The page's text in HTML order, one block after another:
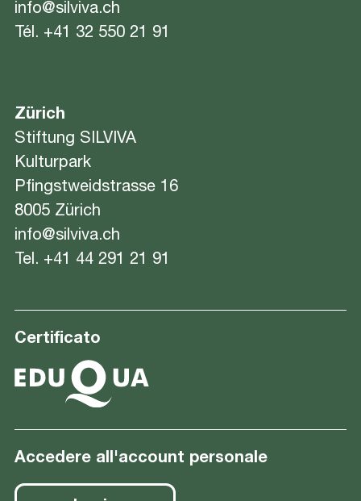
info@silviva.ch
Tél. +41 32 550 21 91
Zürich
Stiftung SILVIVA
Kulturpark
Pfingstweidstrasse 16
8005 Zürich
info@silviva.ch
Tel. +41 44 291 21 91
Certificato
Accedere all'account personale